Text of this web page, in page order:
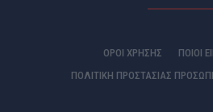
ΟΡΟΙ ΧΡΗΣΗΣ
ΠΟΙΟΊ
ΠΟΛΙΤΙΚΗ ΠΡΟΣΤΑΣΙΑΣ